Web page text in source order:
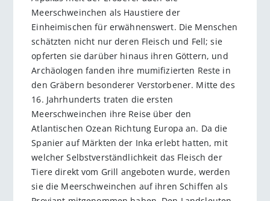
Meerschweinchen als Haustiere der
Einheimischen für erwähnenswert. Die Menschen
schätzten nicht nur deren Fleisch und Fell; sie
opferten sie darüber hinaus ihren Göttern, und
Archäologen fanden ihre mumifizierten Reste in
den Gräbern besonderer Verstorbener. Mitte des
16. Jahrhunderts traten die ersten
Meerschweinchen ihre Reise über den
Atlantischen Ozean Richtung Europa an. Da die
Spanier auf Märkten der Inka erlebt hatten, mit
welcher Selbstverständlichkeit das Fleisch der
Tiere direkt vom Grill angeboten wurde, werden
sie die Meerschweinchen auf ihren Schiffen als